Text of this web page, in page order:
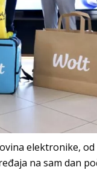
elektronike,
na sam dan